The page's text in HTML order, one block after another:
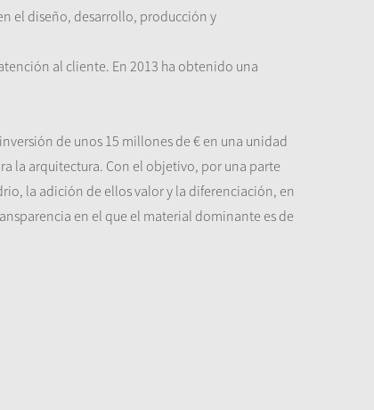
el diseño, desarrollo, producción y
al cliente. En 2013 ha obtenido una
de unos 15 millones de € en una unidad
la arquitectura. Con el objetivo, por una parte
la adición de ellos valor y la diferenciación, en
en el que el material dominante es de